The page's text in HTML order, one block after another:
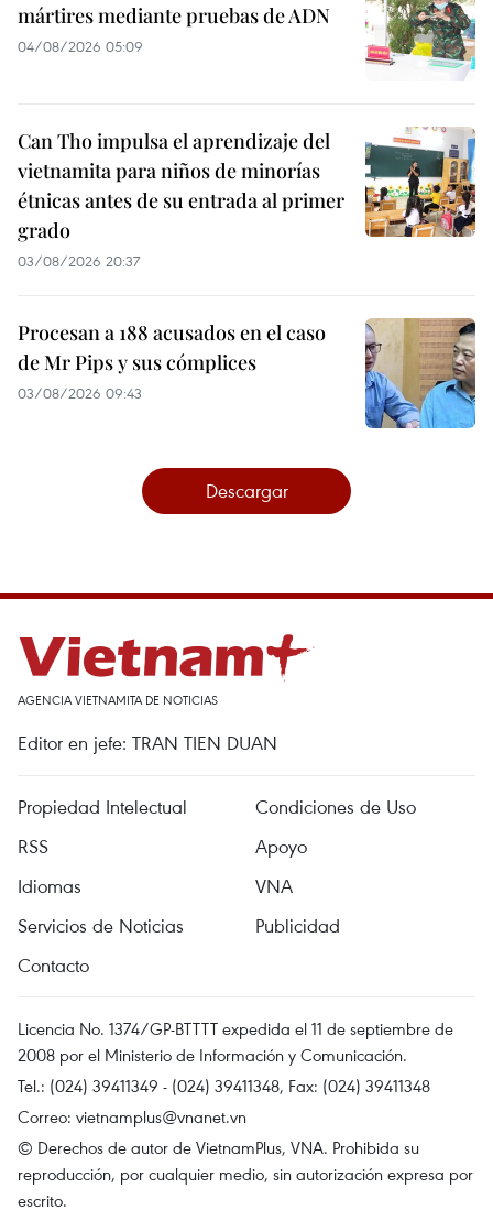
mártires mediante pruebas de ADN
04/08/2026 05:09
Can Tho impulsa el aprendizaje del
vietnamita para niños de minorías
étnicas antes de su entrada al primer
grado
03/08/2026 20:37
Procesan a 188 acusados en el caso
de Mr Pips y sus cómplices
03/08/2026 09:43
Descargar
AGENCIA VIETNAMITA DE NOTICIAS
Editor en jefe: TRAN TIEN DUAN
Propiedad Intelectual
Condiciones de Uso
RSS
Apoyo
Idiomas
VNA
Servicios de Noticias
Publicidad
Contacto
Licencia No. 1374/GP-BTTTT expedida el 11 de septiembre de
2008 por el Ministerio de Información y Comunicación.
Tel.: (024) 39411349 - (024) 39411348, Fax: (024) 39411348
Correo: vietnamplus@vnanet.vn
© Derechos de autor de VietnamPlus, VNA. Prohibida su
reproducción, por cualquier medio, sin autorización expresa por
escrito.